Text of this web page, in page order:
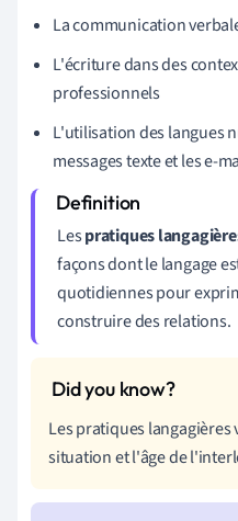
La communication
L'écriture dans des
professionnels
L'utilisation des langues
messages texte et les e-
Lespratiques
façons dont le langage
quotidiennes pour
construire des relations.
Les pratiques
situation et l'âge de